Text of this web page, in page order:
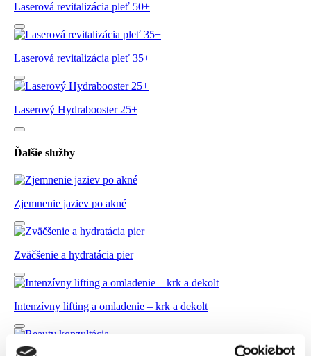
Laserová revitalizácia pleť 50+
Laserová revitalizácia pleť 35+
Laserový Hydrabooster 25+
Ďalšie služby
Zjemnenie jaziev po akné
Zväčšenie a hydratácia pier
Intenzívny lifting a omladenie – krk a dekolt